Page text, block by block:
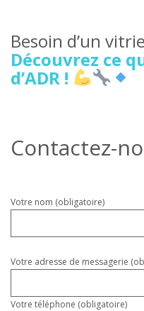
Besoin d’un
Découvrez ce
d’ADR !
Contactez-
Veuillez
vide.
Votre nom (obligatoire)
Votre adresse de messagerie
Votre téléphone (obligatoire)